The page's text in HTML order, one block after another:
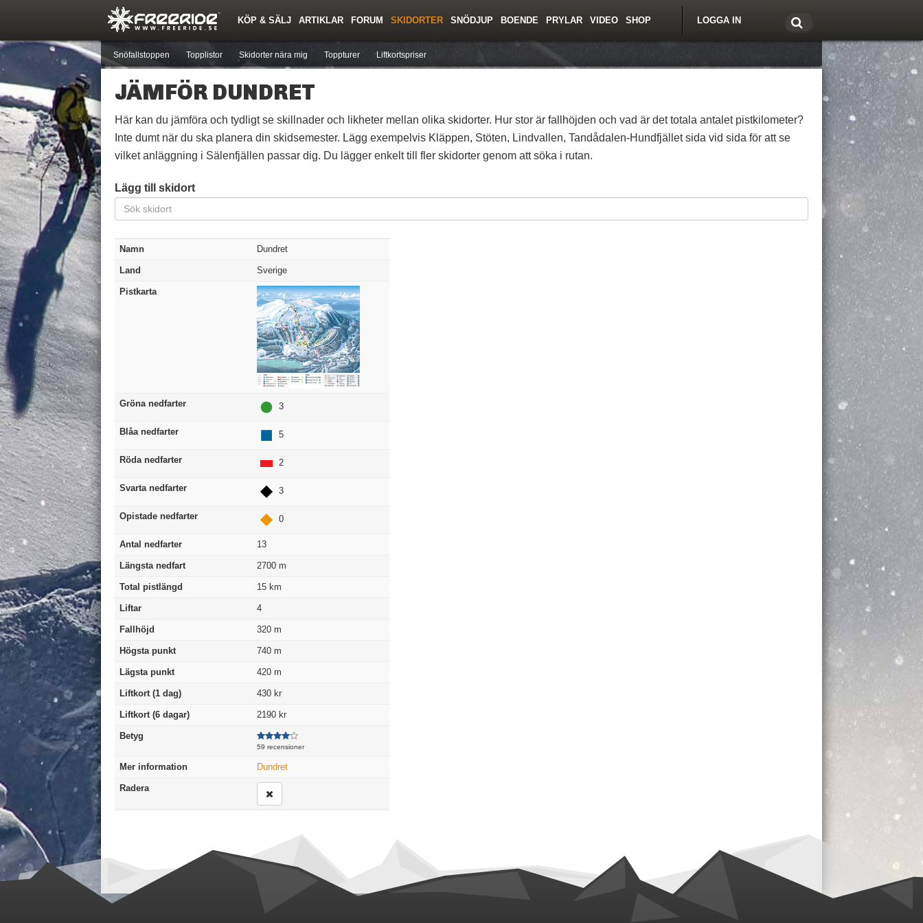
LOGGA IN
KÖP & SÄLJ ARTIKLAR
Nyheter Quiz Events
FORUM
Nya inlägg Forumlista
SKIDORTER
Snöfallstoppen Topplistor Skidorter nära mig Toppturer Liftkortspriser
SNÖDJUP BOENDE PRYLAR
Skidor Pjäxor
VIDEO
Årets Krasch
SHOP
JÄMFÖR DUNDRET
Här kan du jämföra och tydligt se skillnader och likheter mellan olika skidorter. Hur stor är fallhöjden och vad är det totala antalet pistkilometer?
Inte dumt när du ska planera din skidsemester. Lägg exempelvis Kläppen, Stöten, Lindvallen, Tandådalen-Hundfjället sida vid sida för att se
vilket anläggning i Sälenfjällen passar dig. Du lägger enkelt till fler skidorter genom att söka i rutan.
Lägg till skidort
Namn Dundret
Land Sverige
Pistkarta
Gröna nedfarter 3
Blåa nedfarter 5
Röda nedfarter 2
Svarta nedfarter 3
Opistade nedfarter 0
Antal nedfarter 13
Längsta nedfart 2700 m
Total pistlängd 15 km
Liftar 4
Fallhöjd 320 m
Högsta punkt 740 m
Lägsta punkt 420 m
Liftkort (1 dag) 430 kr
Liftkort (6 dagar) 2190 kr
Betyg
59 recensioner
Mer information Dundret
Radera